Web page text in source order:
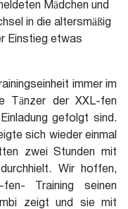
Mädchen und
in die altersmäßig
Einstieg etwas
immer im
Tänzer der XXL-fen
gefolgt sind.
sich wieder einmal
zwei Stunden mit
Wir hoffen,
Training seinen
zeigt und sie mit